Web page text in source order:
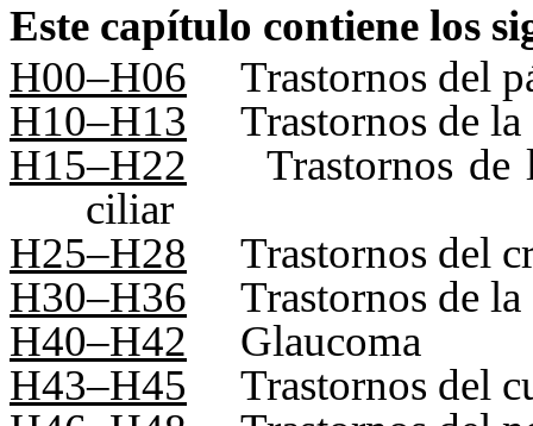
Este capítulo contiene los
H00–H06
Trastornos del
H10–H13
Trastornos de
H15–H22
Trastornos de
ciliar
H25–H28
Trastornos del
H30–H36
Trastornos de
H40–H42
Glaucoma
H43–H45
Trastornos del